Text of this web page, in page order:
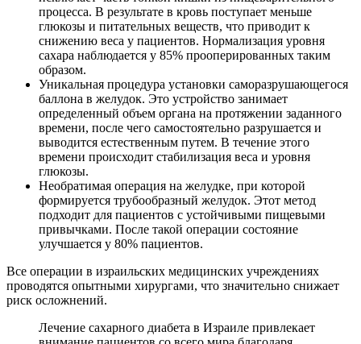
процесса. В результате в кровь поступает меньше
глюкозы и питательных веществ, что приводит к
снижению веса у пациентов. Нормализация уровня
сахара наблюдается у 85% прооперированных таким
образом.
Уникальная процедура установки саморазрушающегося
баллона в желудок. Это устройство занимает
определенный объем органа на протяжении заданного
времени, после чего самостоятельно разрушается и
выводится естественным путем. В течение этого
времени происходит стабилизация веса и уровня
глюкозы.
Необратимая операция на желудке, при которой
формируется трубообразный желудок. Этот метод
подходит для пациентов с устойчивыми пищевыми
привычками. После такой операции состояние
улучшается у 80% пациентов.
Все операции в израильских медицинских учреждениях
проводятся опытными хирургами, что значительно снижает
риск осложнений.
Лечение сахарного диабета в Израиле привлекает